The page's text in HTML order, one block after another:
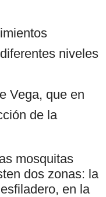
niveles
Vega, que en
de la
mosquitas
dos zonas: la
en la